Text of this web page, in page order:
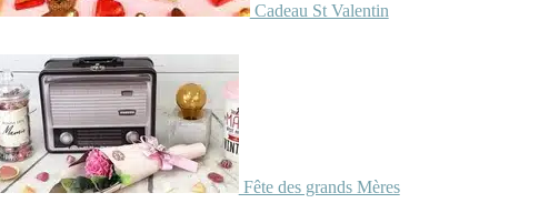
Cadeau St Valentin
Fête des grands Mères